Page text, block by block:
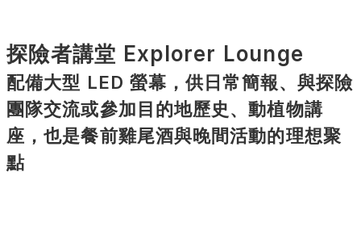
探險者講堂 Explorer Lounge
配備大型 LED 螢幕，供日常簡報、與探險
團隊交流或參加目的地歷史、動植物講
座，也是餐前雞尾酒與晚間活動的理想聚
點